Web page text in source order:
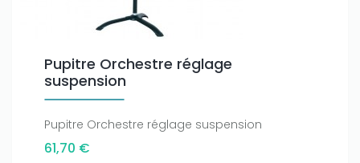
Pupitre Orchestre réglage
suspension
Pupitre Orchestre réglage suspension
61,70 €